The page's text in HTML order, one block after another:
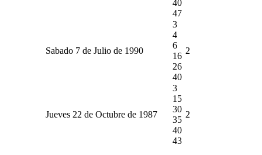
40
47
Sabado 7 de Julio de 1990
3
4
6
16
26
40
2
Jueves 22 de Octubre de 1987
3
15
30
35
40
43
2